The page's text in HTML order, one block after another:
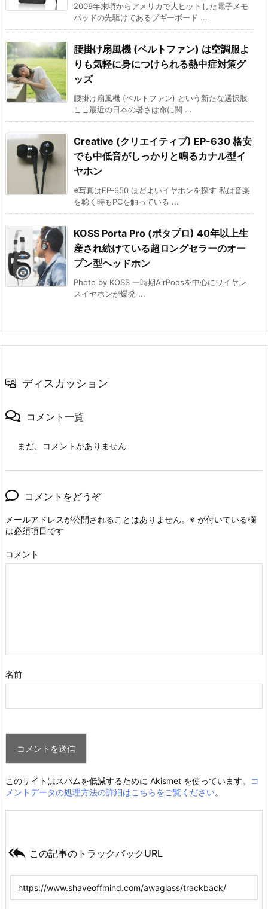
2009年末頃からアメリカで大ヒットした電子メモ
パッドの先駆けであるブギーボード ...
腰掛け扇風機 (ベルトファン) は空調服よ
りも気軽に身につけられる熱中症対策グ
ッズ
腰掛け扇風機 (ベルトファン) という新たな選択肢
ここ最近の日本の暑さは命に関 ...
Creative (クリエイティブ) EP-630 格安
でも中低音がしっかりと鳴るカナル型イ
ヤホン
※写真はEP-650 ほどよいイヤホンを探す 私は音楽
を聴く時もPCを触っている ...
KOSS Porta Pro (ポタプロ) 40年以上生
産され続けている超ロングセラーのオー
プン型ヘッドホン
Photo by KOSS 一時期AirPodsを中心にワイヤレ
スイヤホンが爆発 ...
ディスカッション
コメント一覧
まだ、コメントがありません
コメントをどうぞ
メールアドレスが公開されることはありません。 ※ が付いている欄
は必須項目です
コメント
名前
このサイトはスパムを低減するために Akismet を使っています。
コ
メントデータの処理方法の詳細はこちらをご覧ください。
 この記事のトラックバックURL